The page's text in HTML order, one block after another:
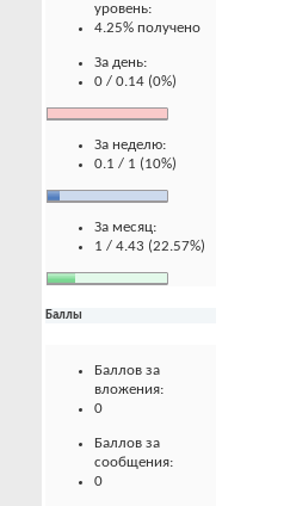
уровень:
4.25% получено
За день:
0 / 0.14 (0%)
За неделю:
0.1 / 1 (10%)
За месяц:
1 / 4.43 (22.57%)
Баллы
Баллов за
вложения:
0
Баллов за
сообщения:
0